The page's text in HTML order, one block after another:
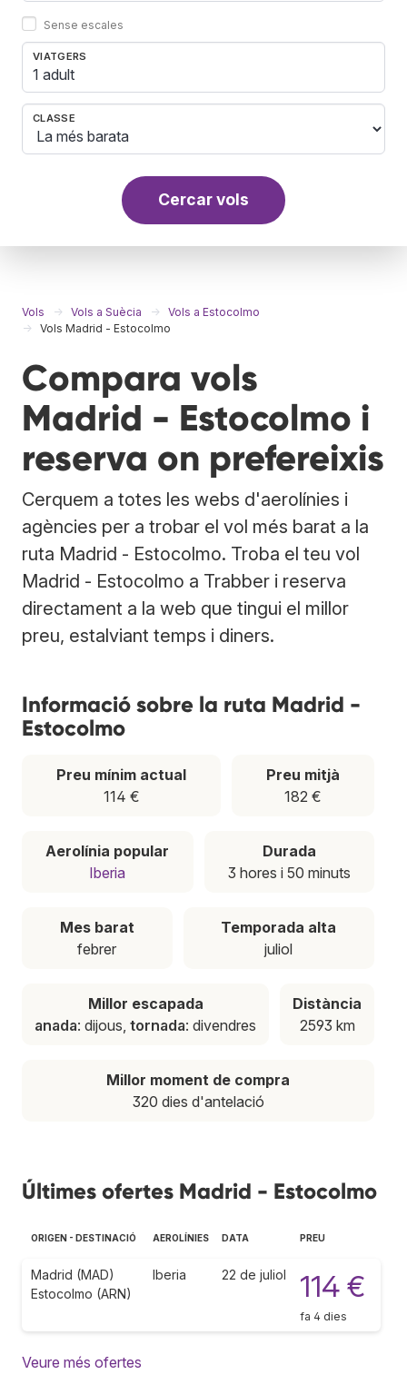
Sense escales
VIATGERS
1 adult
CLASSE
Cercar vols
Vols Vols a Suècia
Vols a Estocolmo
Vols Madrid - Estocolmo
Compara vols
Madrid - Estocolmo i
reserva on prefereixis
Cerquem a totes les webs d'aerolínies i
agències per a trobar el vol més barat a la
ruta Madrid - Estocolmo. Troba el teu vol
Madrid - Estocolmo a Trabber i reserva
directament a la web que tingui el millor
preu, estalviant temps i diners.
Informació sobre la ruta Madrid -
Estocolmo
Preu mínim actual
114 €
Preu mitjà
182 €
Aerolínia popular
Iberia
Durada
3 hores i 50 minuts
Mes barat
febrer
Temporada alta
juliol
Millor escapada
anada: dijous, tornada: divendres
Distància
2593 km
Millor moment de compra
320 dies d'antelació
Últimes ofertes Madrid - Estocolmo
ORIGEN - DESTINACIÓ AEROLÍNIES DATA PREU
Madrid (MAD)
Estocolmo (ARN)
Iberia 22 de juliol 114 €
fa 4 dies
Veure més ofertes